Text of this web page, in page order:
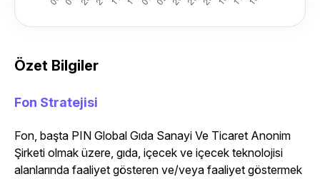
Özet Bilgiler
Fon Stratejisi
Fon, başta PIN Global Gıda Sanayi Ve Ticaret Anonim
Şirketi olmak üzere, gıda, içecek ve içecek teknolojisi
alanlarında faaliyet gösteren ve/veya faaliyet göstermek